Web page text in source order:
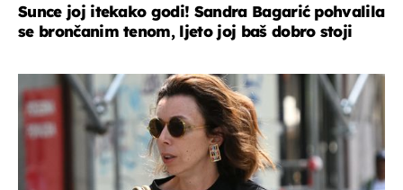
Sunce joj itekako godi! Sandra Bagarić pohvalila
se brončanim tenom, ljeto joj baš dobro stoji